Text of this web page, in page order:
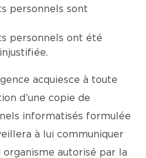
personnels sont
personnels ont été
acquiesce à toute
d’une copie de
informatisés formulée
à lui communiquer
autorisé par la